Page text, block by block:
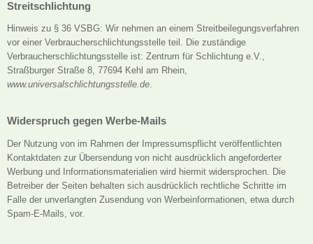
Streitschlichtung
Hinweis zu § 36 VSBG: Wir nehmen an einem Streitbeilegungsverfahren
vor einer Verbraucherschlichtungsstelle teil. Die zuständige
Verbraucherschlichtungsstelle ist: Zentrum für Schlichtung e.V.,
Straßburger Straße 8, 77694 Kehl am Rhein,
www.universalschlichtungsstelle.de.
Widerspruch gegen Werbe-Mails
Der Nutzung von im Rahmen der Impressumspflicht veröffentlichten
Kontaktdaten zur Übersendung von nicht ausdrücklich angeforderter
Werbung und Informationsmaterialien wird hiermit widersprochen. Die
Betreiber der Seiten behalten sich ausdrücklich rechtliche Schritte im
Falle der unverlangten Zusendung von Werbeinformationen, etwa durch
Spam-E-Mails, vor.